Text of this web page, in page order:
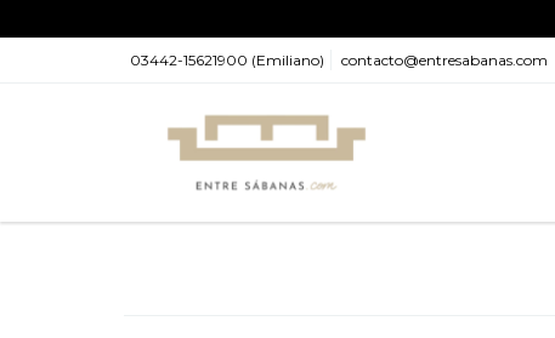
03442-15621900 (Emiliano) contacto@entresabanas.com